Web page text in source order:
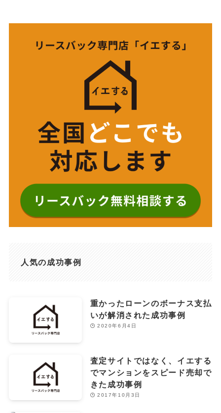
人気の成功事例
重かったローンのボーナス支払
いが解消された成功事例
2020年6月4日
査定サイトではなく、イエする
でマンションをスピード売却で
きた成功事例
2017年10月3日